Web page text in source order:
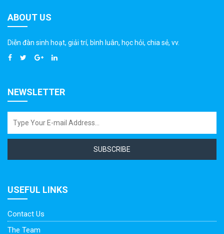
ABOUT US
Diễn đàn sinh hoạt, giải trí, bình luân, học hỏi, chia sẻ, vv.
NEWSLETTER
SUBSCRIBE
USEFUL LINKS
Contact Us
The Team